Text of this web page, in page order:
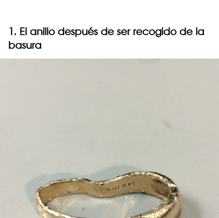
1. El anillo después de ser recogido de la
basura